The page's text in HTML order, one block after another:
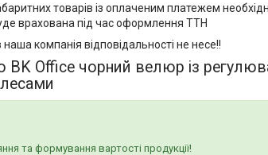
товарів із оплаченим платежем
врахована під час оформлення ТТН
наша компанія відповідальності не несе!!
BK Office чорний велюр із
та формування вартості продукції!